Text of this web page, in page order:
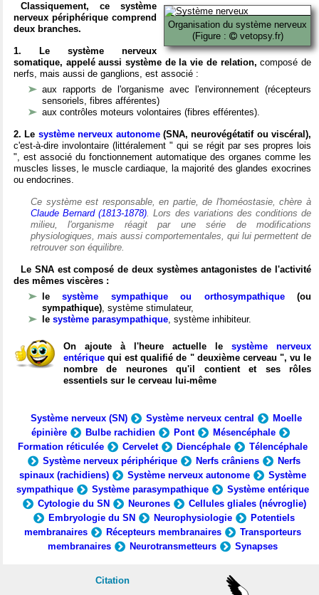
Organisation du système nerveux
(Figure :
vetopsy.fr)
Classiquement, ce système
nerveux périphérique comprend
deux branches.
1. Le système nerveux
somatique, appelé aussi système de la vie de relation, composé de
nerfs, mais aussi de ganglions, est associé :
aux rapports de l'organisme avec l'environnement (récepteurs
sensoriels, fibres afférentes)
aux contrôles moteurs volontaires (fibres efférentes).
2. Le système nerveux autonome(SNA, neurovégétatif ou viscéral),
c'est-à-dire involontaire (littéralement " qui se régit par ses propres lois
", est associé du fonctionnement automatique des organes comme les
muscles lisses, le muscle cardiaque, la majorité des glandes exocrines
ou endocrines.
Ce système est responsable, en partie, de l'homéostasie, chère à
Claude Bernard (1813-1878). Lors des variations des conditions de
milieu, l'organisme réagit par une série de modifications
physiologiques, mais aussi comportementales, qui lui permettent de
retrouver son équilibre.
Le SNA est composé de deux systèmes antagonistes de l'activité
des mêmes viscères :
lesystème sympathique ou orthosympathique(ou
sympathique), système stimulateur,
le système parasympathique, système inhibiteur.
On ajoute à l'heure actuelle le système nerveux
entérique qui est qualifié de " deuxième cerveau ", vu le
nombre de neurones qu'il contient et ses rôles
essentiels sur le cerveau lui-même
Système nerveux (SN) Système nerveux central
Moelle
épinière
Bulbe rachidien Pont
Mésencéphale
Formation réticulée
Cervelet Diencéphale
Télencéphale
Système nerveux périphérique
Nerfs crâniens
Nerfs
spinaux (rachidiens)
Système nerveux autonome
Système
sympathique
Système parasympathique
Système entérique
Cytologie du SN
Neurones
Cellules gliales (névroglie)
Embryologie du SN
Neurophysiologie
Potentiels
membranaires
Récepteurs membranaires
Transporteurs
membranaires
Neurotransmetteurs Synapses
Citation